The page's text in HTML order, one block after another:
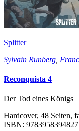
Splitter
Sylvain Runberg
Reconquista 4
Der Tod eines Königs
Hardcover, 48 Seiten,
ISBN: 9783958394827